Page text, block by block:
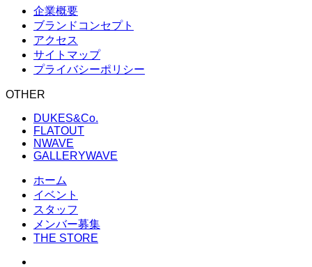
企業概要
ブランドコンセプト
アクセス
サイトマップ
プライバシーポリシー
OTHER
DUKES&Co.
FLATOUT
NWAVE
GALLERYWAVE
ホーム
イベント
スタッフ
メンバー募集
THE STORE